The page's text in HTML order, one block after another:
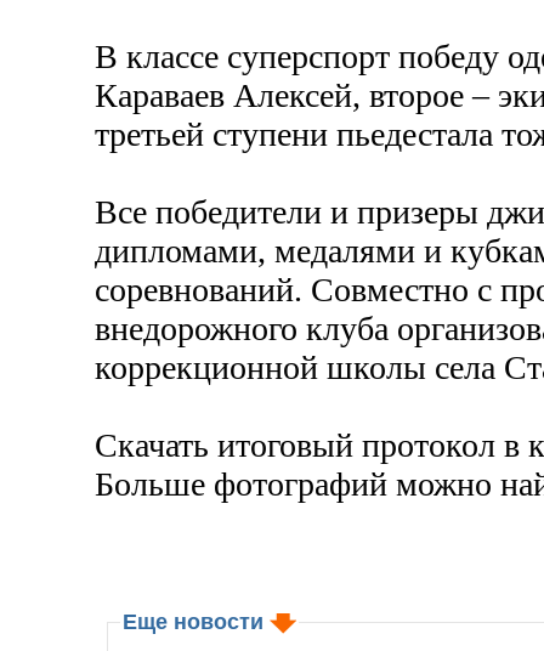
В классе суперспорт победу
Караваев Алексей, второе –
третьей ступени пьедестала
Все победители и призеры
дипломами, медалями и
соревнований. Совместно с
внедорожного клуба
коррекционной школы села
Скачать итоговый протокол в
Больше фотографий можно
Еще новости